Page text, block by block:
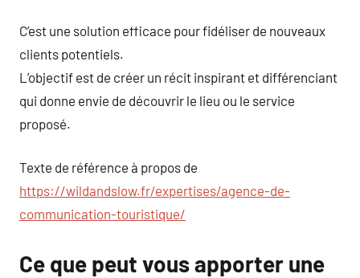
C’est une solution efficace pour fidéliser de nouveaux
clients potentiels.
L’objectif est de créer un récit inspirant et différenciant
qui donne envie de découvrir le lieu ou le service
proposé.
Texte de référence à propos de
https://wildandslow.fr/expertises/agence-de-
communication-touristique/
Ce que peut vous apporter une